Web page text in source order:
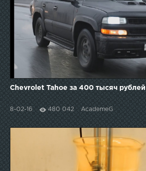
Chevrolet Tahoe за 400 тысяч рублей
8-02-16 480 042 AcademeG